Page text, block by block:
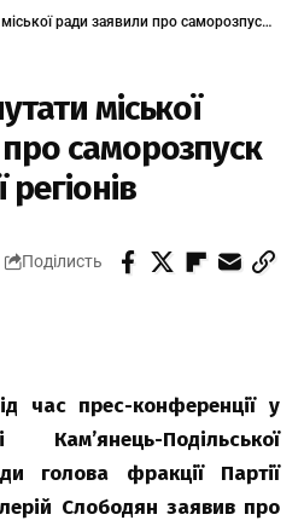
заявили про саморозпуск фракції Партії регіонів
міської
саморозпуск
Поділисть
час прес-конференції у
Кам’янець-Подільської
голова фракції Партії
Слободян заявив про